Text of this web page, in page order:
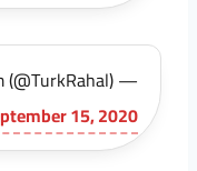
— Rahal turk turizm (@TurkRahal)
15, 2020